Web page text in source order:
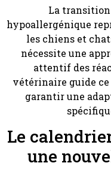
La
hypoallergénique
les chiens et
nécessite une
attentif des
vétérinaire guide
garantir une
Le
une